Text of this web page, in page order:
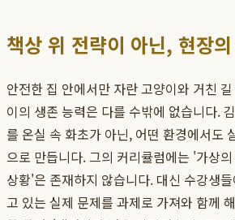
책상 위 전략이 아닌, 현장
안전한 집 안에서만 자란 고양이와 거친
이의 생존 능력은 다를 수밖에 없습니다.
를 온실 속 화초가 아닌, 어떤 환경에서도
으로 만듭니다. 그의 커리큘럼에는 '가상
상황'은 존재하지 않습니다. 대신 수강생
고 있는 실제 문제를 과제로 가져와 함께